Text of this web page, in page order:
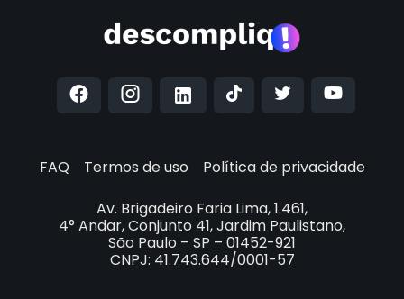
FAQ Termos de uso
Política de privacidade
Av. Brigadeiro Faria Lima, 1.461,
4° Andar, Conjunto 41, Jardim Paulistano,
São Paulo – SP – 01452-921
CNPJ: 41.743.644/0001-57